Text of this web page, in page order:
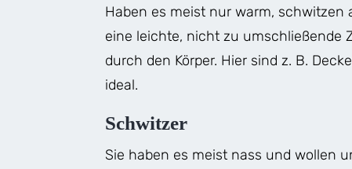
Haben es meist nur warm,
eine leichte, nicht zu umschließende
durch den Körper. Hier sind z. B.
ideal.
Schwitzer
Sie haben es meist nass und wollen